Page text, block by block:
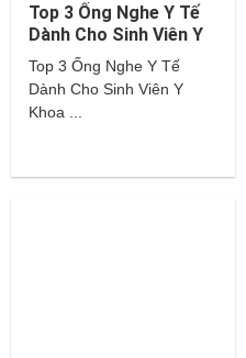
Top 3 Ống Nghe Y Tế
Dành Cho Sinh Viên Y
Khoa – Littmann,
Hippocrates,…
Top 3 Ống Nghe Y Tế
Dành Cho Sinh Viên Y
Khoa ...